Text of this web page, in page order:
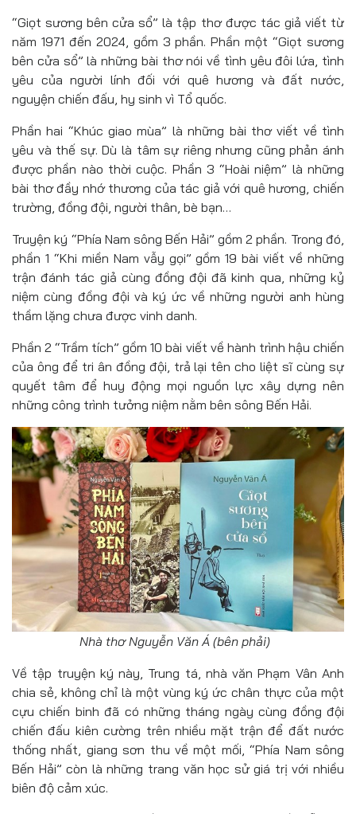
“Giọt sương bên cửa sổ” là tập thơ được tác giả viết từ
năm 1971 đến 2024, gồm 3 phần. Phần một “Giọt sương
bên cửa sổ” là những bài thơ nói về tình yêu đôi lứa, tình
yêu của người lính đối với quê hương và đất nước,
nguyện chiến đấu, hy sinh vì Tổ quốc.
Phần hai “Khúc giao mùa” là những bài thơ viết về tình
yêu và thế sự. Dù là tâm sự riêng nhưng cũng phản ánh
được phần nào thời cuộc. Phần 3 “Hoài niệm” là những
bài thơ đầy nhớ thương của tác giả với quê hương, chiến
trường, đồng đội, người thân, bè bạn…
Truyện ký “Phía Nam sông Bến Hải” gồm 2 phần. Trong đó,
phần 1 “Khi miền Nam vẫy gọi” gồm 19 bài viết về những
trận đánh tác giả cùng đồng đội đã kinh qua, những kỷ
niệm cùng đồng đội và ký ức về những người anh hùng
thầm lặng chưa được vinh danh.
Phần 2 “Trầm tích” gồm 10 bài viết về hành trình hậu chiến
của ông để tri ân đồng đội, trả lại tên cho liệt sĩ cùng sự
quyết tâm để huy động mọi nguồn lực xây dựng nên
những công trình tưởng niệm nằm bên sông Bến Hải.
Nhà thơ Nguyễn Văn Á (bên phải)
Về tập truyện ký này, Trung tá, nhà văn Phạm Vân Anh
chia sẻ, không chỉ là một vùng ký ức chân thực của một
cựu chiến binh đã có những tháng ngày cùng đồng đội
chiến đấu kiên cường trên nhiều mặt trận để đất nước
thống nhất, giang sơn thu về một mối, “Phía Nam sông
Bến Hải” còn là những trang văn học sử giá trị với nhiều
biên độ cảm xúc.